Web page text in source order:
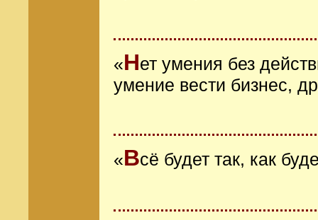
«Нет умения без
умение вести бизнес,
«Всё будет так, как